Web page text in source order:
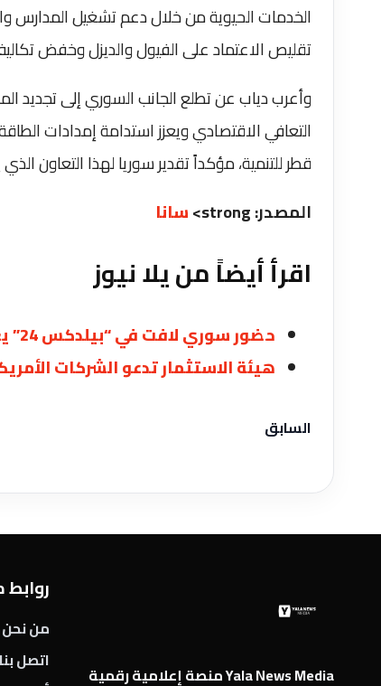
الخدمات الحيوية من خلال دعم تشغيل
تقليص الاعتماد على الفيول والديزل وخفض
التعافي الاقتصادي ويعزز استدامة إمدادات
قطر للتنمية، مؤكداً تقدير سوريا لهذا التعاون
المصدر: strong>
سانا
اقرأ أيضاً من يلا نيوز
حضور سوري لافت في “بيلدكس 24” يعكس جاهزية القطاع الخاص لمرحلة الإعمار
هيئة الاستثمار تدعو الشركات
السابق
Yala News Media منصة إعلامية رقمية
من نحن
اتصل بنا